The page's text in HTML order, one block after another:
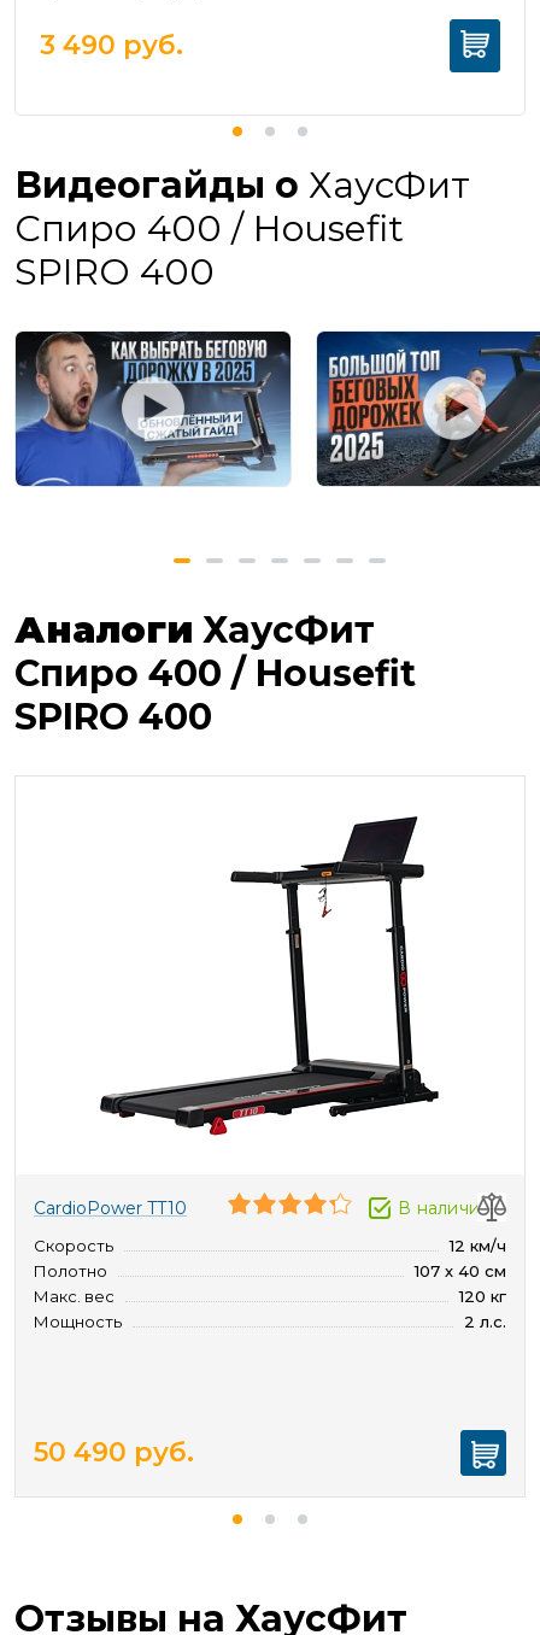
3 490 руб.
Видеогайды о ХаусФит
Спиро 400 / Housefit
SPIRO 400
Аналоги ХаусФит
Спиро 400 / Housefit
SPIRO 400
CardioPower TT10 В наличии
Скорость
12 км/ч
Полотно
107 х 40 см
Макс. вес
120 кг
Мощность
2 л.с.
50 490 руб.
Отзывы на ХаусФит